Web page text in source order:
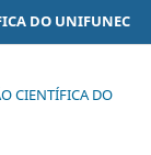
DO UNIFUNEC
CIENTÍFICA DO